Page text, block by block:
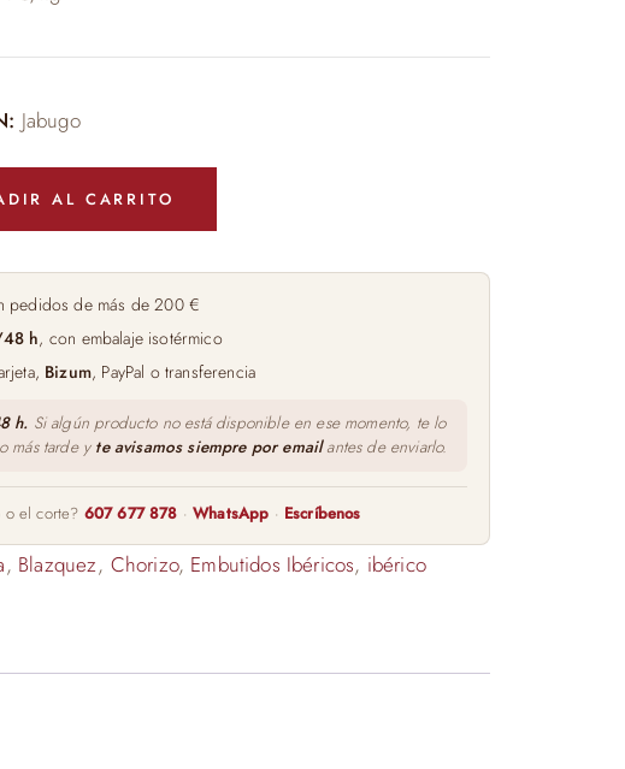
Jabugo
AL CARRITO
pedidos de más de 200 €
h, con embalaje isotérmico
Bizum, PayPal o transferencia
h. Si algún producto no está disponible en ese momento, te lo
más tarde y te avisamos siempre por emailantes de enviarlo.
o el corte? 607 677 878 ·WhatsApp · Escríbenos
, Blazquez, Chorizo, Embutidos Ibéricos, ibérico